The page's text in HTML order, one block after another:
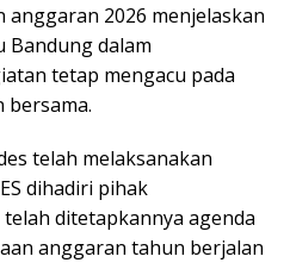
anggaran 2026 menjelaskan
Bandung dalam
tetap mengacu pada
bersama.
telah melaksanakan
dihadiri pihak
ditetapkannya agenda
anggaran tahun berjalan